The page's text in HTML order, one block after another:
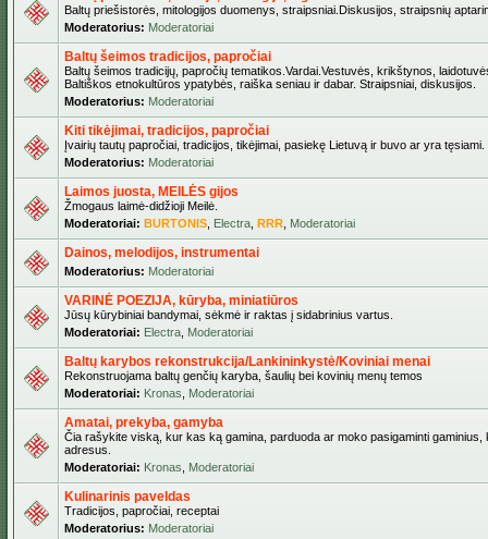
Baltų priešistorės, mitologijos duomenys, straipsniai.Diskusijos, straipsnių
Moderatorius: Moderatoriai
Baltų šeimos tradicijos, papročiai
Baltų šeimos tradicijų, papročių tematikos.Vardai.Vestuvės, krikštynos,
Baltiškos etnokultūros ypatybės, raiška seniau ir dabar. Straipsniai, diskusijos.
Moderatorius: Moderatoriai
Kiti tikėjimai, tradicijos, papročiai
Įvairių tautų papročiai, tradicijos, tikėjimai, pasiekę Lietuvą ir buvo ar yra tęsiami.
Moderatorius: Moderatoriai
Laimos juosta, MEILĖS gijos
Žmogaus laimė-didžioji Meilė.
Moderatoriai: BURTONIS Electra RRR Moderatoriai
Dainos, melodijos, instrumentai
Moderatorius: Moderatoriai
VARINĖ POEZIJA, kūryba, miniatiūros
Jūsų kūrybiniai bandymai, sėkmė ir raktas į sidabrinius vartus.
Moderatoriai: Electra Moderatoriai
Baltų karybos rekonstrukcija/Lankininkystė/Koviniai menai
Rekonstruojama baltų genčių karyba, šaulių bei kovinių menų temos
Moderatoriai: Kronas Moderatoriai
Amatai, prekyba, gamyba
Čia rašykite viską, kur kas ką gamina, parduoda ar moko pasigaminti
adresus.
Moderatoriai: Kronas Moderatoriai
Kulinarinis paveldas
Tradicijos, papročiai, receptai
Moderatorius: Moderatoriai